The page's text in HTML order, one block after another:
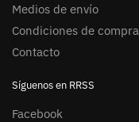
Medios de envío
Condiciones de compra
Contacto
Síguenos en RRSS
Facebook